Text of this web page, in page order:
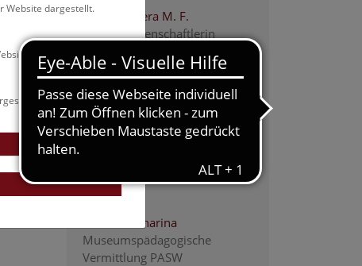
Hammer Vera M. F.
assoz. Wissenschaftlerin
Hassani Mohadesch
Museumspädagogische
Vermittlung PaSiN
Hofmann Gerhard
Präparator PASW
assoz. wissenschaftlicher
Mitarbeiter
Kreindl Katharina
Museumspädagogische
Vermittlung PASW
Website dargestellt.
dargestellt.